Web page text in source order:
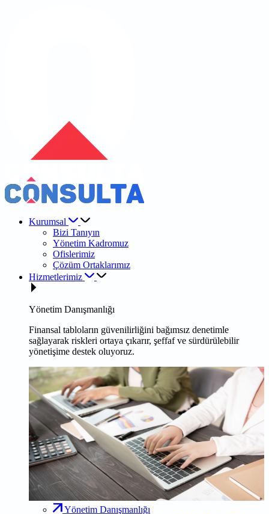
Kurumsal
Bizi Tanıyın
Yönetim Kadromuz
Ofislerimiz
Çözüm Ortaklarımız
Hizmetlerimiz
Yönetim Danışmanlığı
Finansal tabloların güvenilirliğini bağımsız denetimle
sağlayarak riskleri ortaya çıkarır, şeffaf ve sürdürülebilir
yönetişime destek oluyoruz.
Yönetim Danışmanlığı